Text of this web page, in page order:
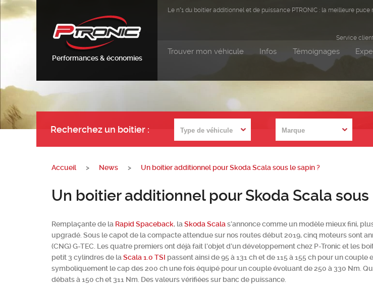
Performances & économies
Trouver mon véhicule Infos Témoignages
Le n°1 du boitier additionnel et de puissance PTRONIC : la meilleure
Service
Recherchez un boitier :
Accueil > News > Un boitier additionnel pour Skoda Scala sous le sapin ?
Un boitier additionnel pour Skoda Scala sous
Remplaçante de la Rapid Spaceback, la Skoda Scalas’annonce comme un modèle mieux fini,
upgradé. Sous le capot de la compacte attendue sur nos routes début 2019, cinq moteurs sont
(CNG) G-TEC. Les quatre premiers ont déjà fait l’objet d’un développement chez P-Tronic et les
petit 3 cylindres de la Scala 1.0 TSI passent ainsi de 95 à 131 ch et de 115 à 155 ch pour un
symboliquement le cap des 200 ch une fois équipé pour un couple évoluant de 250 à 330 Nm.
débats à 150 ch et 311 Nm. Des valeurs vérifiées sur banc de puissance.